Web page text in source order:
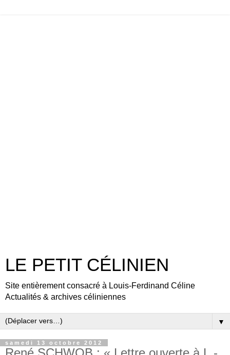
LE PETIT CÉLINIEN
Site entièrement consacré à Louis-Ferdinand Céline
Actualités & archives céliniennes
▼
samedi 13 octobre 2012